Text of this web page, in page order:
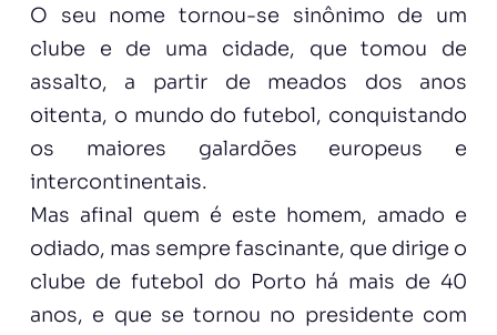
O seu nome tornou-se sinônimo de um
clube e de uma cidade, que tomou de
assalto, a partir de meados dos anos
oitenta, o mundo do futebol, conquistando
os maiores galardões europeus e
intercontinentais.
Mas afinal quem é este homem, amado e
odiado, mas sempre fascinante, que dirige o
clube de futebol do Porto há mais de 40
anos, e que se tornou no presidente com